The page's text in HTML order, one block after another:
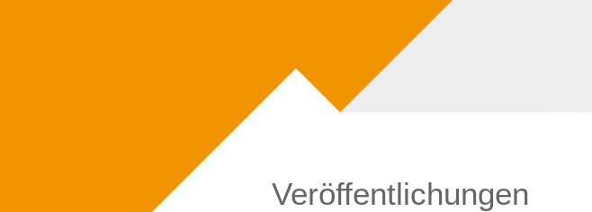
Veröffentlichungen